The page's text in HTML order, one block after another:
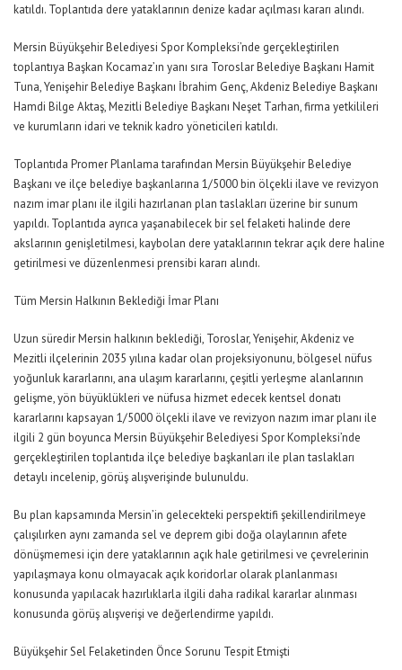
katıldı. Toplantıda dere yataklarının denize kadar açılması kararı alındı.
Mersin Büyükşehir Belediyesi Spor Kompleksi’nde gerçekleştirilen
toplantıya Başkan Kocamaz’ın yanı sıra Toroslar Belediye Başkanı Hamit
Tuna, Yenişehir Belediye Başkanı İbrahim Genç, Akdeniz Belediye Başkanı
Hamdi Bilge Aktaş, Mezitli Belediye Başkanı Neşet Tarhan, firma yetkilileri
ve kurumların idari ve teknik kadro yöneticileri katıldı.
Toplantıda Promer Planlama tarafından Mersin Büyükşehir Belediye
Başkanı ve ilçe belediye başkanlarına 1/5000 bin ölçekli ilave ve revizyon
nazım imar planı ile ilgili hazırlanan plan taslakları üzerine bir sunum
yapıldı. Toplantıda ayrıca yaşanabilecek bir sel felaketi halinde dere
akslarının genişletilmesi, kaybolan dere yataklarının tekrar açık dere haline
getirilmesi ve düzenlenmesi prensibi kararı alındı.
Tüm Mersin Halkının Beklediği İmar Planı
Uzun süredir Mersin halkının beklediği, Toroslar, Yenişehir, Akdeniz ve
Mezitli ilçelerinin 2035 yılına kadar olan projeksiyonunu, bölgesel nüfus
yoğunluk kararlarını, ana ulaşım kararlarını, çeşitli yerleşme alanlarının
gelişme, yön büyüklükleri ve nüfusa hizmet edecek kentsel donatı
kararlarını kapsayan 1/5000 ölçekli ilave ve revizyon nazım imar planı ile
ilgili 2 gün boyunca Mersin Büyükşehir Belediyesi Spor Kompleksi’nde
gerçekleştirilen toplantıda ilçe belediye başkanları ile plan taslakları
detaylı incelenip, görüş alışverişinde bulunuldu.
Bu plan kapsamında Mersin’in gelecekteki perspektifi şekillendirilmeye
çalışılırken aynı zamanda sel ve deprem gibi doğa olaylarının afete
dönüşmemesi için dere yataklarının açık hale getirilmesi ve çevrelerinin
yapılaşmaya konu olmayacak açık koridorlar olarak planlanması
konusunda yapılacak hazırlıklarla ilgili daha radikal kararlar alınması
konusunda görüş alışverişi ve değerlendirme yapıldı.
Büyükşehir Sel Felaketinden Önce Sorunu Tespit Etmişti